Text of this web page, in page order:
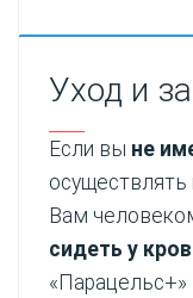
Уход и
Если вы не
Вам
сидеть у